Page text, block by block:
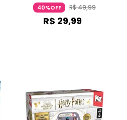
Vermelho 3+ Anos BBR Toys
40%OFF R$49,99
R$ 29,99